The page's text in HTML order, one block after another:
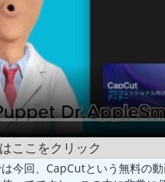
ここをクリック
今回、CapCutという無料の